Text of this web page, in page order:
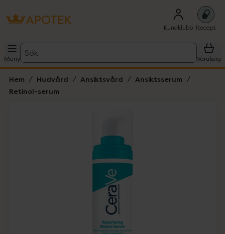
Kundklubb Recept
Meny
Sök
Varukorg
Hem Hudvård Ansiktsvård
Ansiktsserum
Retinol-serum